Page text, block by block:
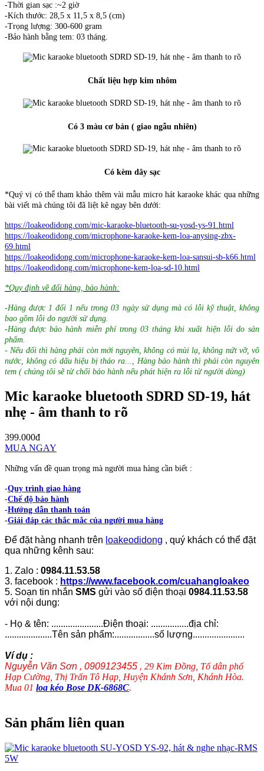
-Thời gian sạc :~2 giờ
-Kích thước: 28,5 x 11,5 x 8,5 (cm)
-Trọng lượng: 300-600 gram
-Bảo hành bằng tem: 03 tháng.
Chất liệu hợp kim nhôm
Có 3 màu cơ bản ( giao ngẫu nhiên)
Có kèm dây sạc
*Quý vị có thể tham khảo thêm vài mẫu micro hát karaoke khác qua những
bài viết mà chúng tôi đã liệt kê ngay bên dưới:
https://loakeodidong.com/mic-karaoke-bluetooth-su-yosd-ys-91.html
https://loakeodidong.com/microphone-karaoke-kem-loa-anysing-zbx-
69.html
https://loakeodidong.com/microphone-karaoke-kem-loa-sansui-sb-k66.html
https://loakeodidong.com/microphone-kem-loa-sd-10.html
*Quy định về đổi hàng, bảo hành:
-Hàng được 1 đổi 1 nếu trong 03 ngày sử dụng mà có lỗi kỹ thuật, không
bao gồm lỗi do người sử dụng.
-Hàng được bảo hành miễn phí trong 03 tháng khi xuất hiện lỗi do sản
phẩm.
- Nếu đổi thì hàng phải còn mới nguyên, không có mùi lạ, không nứt vỡ, vô
nước, không có dấu hiệu bị tháo ra..., Hàng bảo hành thì phải còn nguyên
tem ( chúng tôi sẽ từ chối bảo hành nếu phát hiện ra lỗi từ người dùng)
Mic karaoke bluetooth SDRD SD-19, hát
nhẹ - âm thanh to rõ
399.000đ
MUA NGAY
Những vấn đề quan trọng mà người mua hàng cần biết :
-Quy trình giao hàng
-Chế độ bảo hành
-Hướng dẫn thanh toán
-Giải đáp các thắc mắc của người mua hàng
Để đặt hàng nhanh trên loakeodidong , quý khách có thể đặt
qua những kênh sau:
1. Zalo : 0984.11.53.58
3. facebook : https://www.facebook.com/cuahangloakeo
5. Soạn tin nhắn SMS gửi vào số điện thoại 0984.11.53.58
với nội dung:
- Họ & tên: ......................Điện thoại: ................địa chỉ:
....................Tên sản phẩm:.................số lượng......................
Ví dụ :
Nguyễn Văn Sơn , 0909123455 , 29 Kim Đồng, Tổ dân phố
Hạp Cường, Thị Trấn Tô Hạp, Huyện Khánh Sơn, Khánh Hòa.
Mua 01 loa kéo Bose DK-6868C.
Sản phẩm liên quan